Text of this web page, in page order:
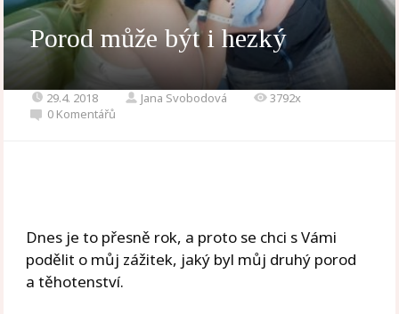
Porod může být i hezký
29.4. 2018 Jana Svobodová
3792x
0 Komentářů
Dnes je to přesně rok, a proto se chci s Vámi
podělit o můj zážitek, jaký byl můj druhý porod
a těhotenství.